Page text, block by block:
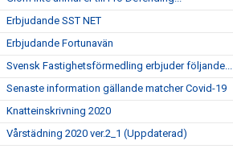
Erbjudande SST NET
Erbjudande Fortunavän
Svensk Fastighetsförmedling erbjuder följande...
Senaste information gällande matcher Covid-19
Knatteinskrivning 2020
Vårstädning 2020 ver.2_1 (Uppdaterad)